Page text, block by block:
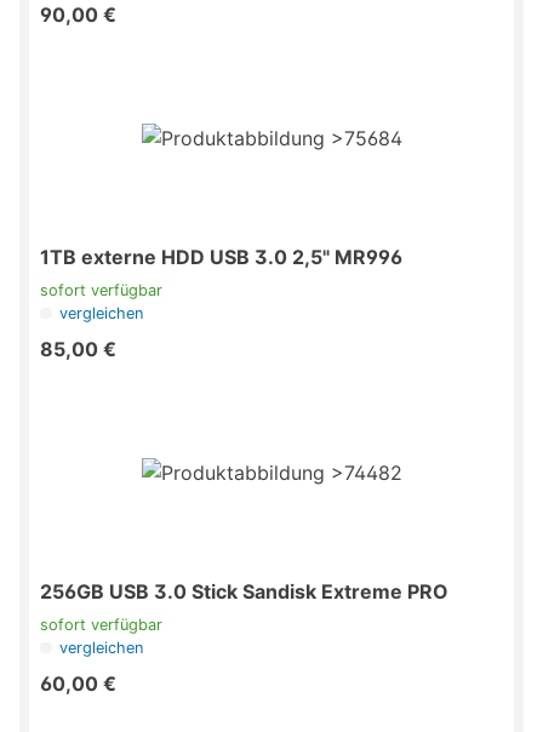
90,00 €
1TB externe HDD USB 3.0 2,5" MR996
sofort verfügbar
vergleichen
85,00 €
256GB USB 3.0 Stick Sandisk Extreme PRO
sofort verfügbar
vergleichen
60,00 €